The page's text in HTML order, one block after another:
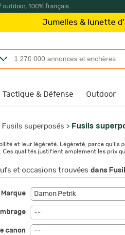
100% français
& lunette d'approche Kite
Tactique & Défense Outdoor
Fusils superposés > Fusils
et leur légèreté. Légèreté, parce qu'ils
qualités justifient amplement les prix
et occasions trouvées dans
Marque Damon Petrik
--
canon --